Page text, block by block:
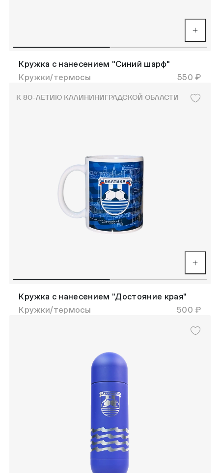
Кружка с нанесением "Синий шарф"
Кружки/термосы
550 ₽
К 80-ЛЕТИЮ КАЛИНИНИГРАДСКОЙ ОБЛАСТИ
Кружка с нанесением "Достояние края"
Кружки/термосы
500 ₽